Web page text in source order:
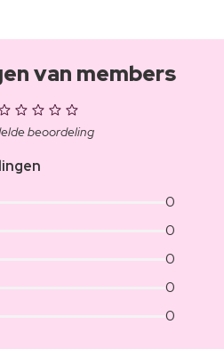
van members
beoordeling
0
0
0
0
0